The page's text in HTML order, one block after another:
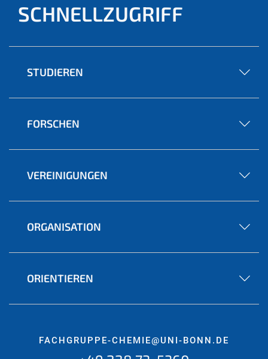
SCHNELLZUGRIFF
STUDIEREN
FORSCHEN
VEREINIGUNGEN
ORGANISATION
ORIENTIEREN
FACHGRUPPE-CHEMIE@UNI-BONN.DE